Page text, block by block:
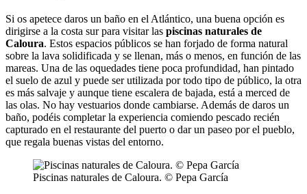
Si os apetece daros un baño en el Atlántico, una buena opción es
dirigirse a la costa sur para visitar las piscinas naturales de
Caloura. Estos espacios públicos se han forjado de forma natural
sobre la lava solidificada y se llenan, más o menos, en función de las
mareas. Una de las oquedades tiene poca profundidad, han pintado
el suelo de azul y puede ser utilizada por todo tipo de público, la otra
es más salvaje y aunque tiene escalera de bajada, está a merced de
las olas. No hay vestuarios donde cambiarse. Además de daros un
baño, podéis completar la experiencia comiendo pescado recién
capturado en el restaurante del puerto o dar un paseo por el pueblo,
que regala buenas vistas del entorno.
Piscinas naturales de Caloura. © Pepa García